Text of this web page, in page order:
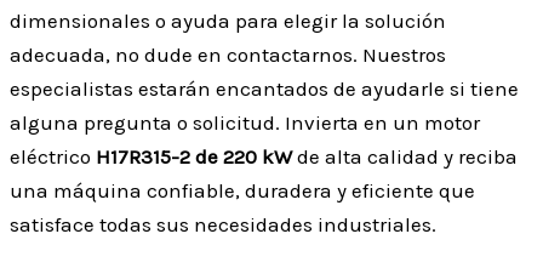
dimensionales o ayuda para elegir la solución
adecuada, no dude en contactarnos. Nuestros
especialistas estarán encantados de ayudarle si tiene
alguna pregunta o solicitud. Invierta en un motor
eléctrico H17R315-2 de 220 kWde alta calidad y reciba
una máquina confiable, duradera y eficiente que
satisface todas sus necesidades industriales.